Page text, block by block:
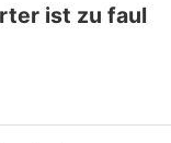
ist zu faul